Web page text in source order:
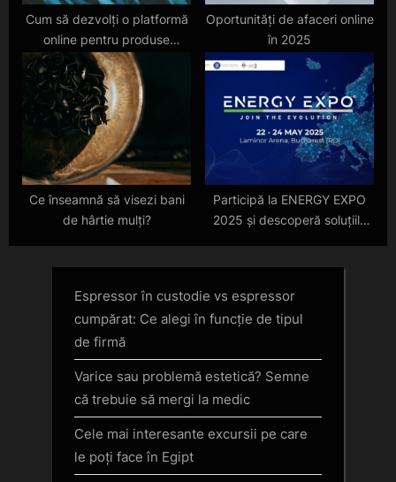
Cum să dezvolți o platformă
online pentru produse
sustenabile în Europa în
2025
Oportunități de afaceri online
în 2025
Ce înseamnă să visezi bani
de hârtie mulți?
Participă la ENERGY EXPO
2025 și descoperă soluțiile
Espressor în custodie vs espressor
cumpărat: Ce alegi în funcție de tipul
de firmă
Varice sau problemă estetică? Semne
că trebuie să mergi la medic
Cele mai interesante excursii pe care
le poți face în Egipt